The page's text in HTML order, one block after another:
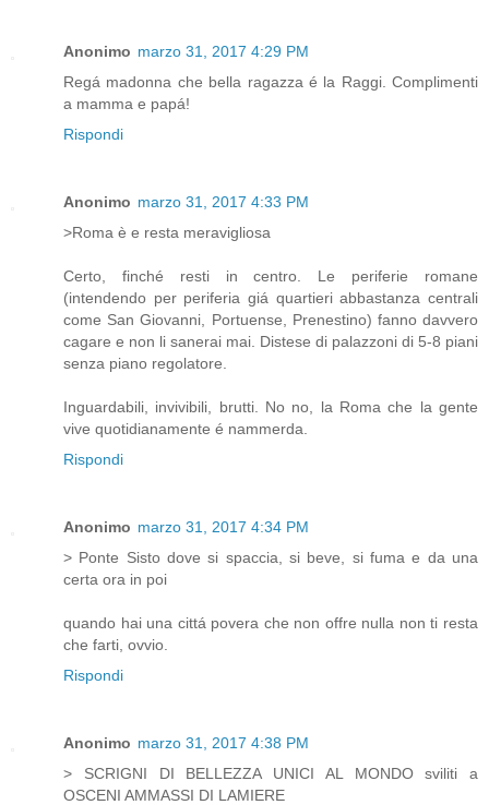
Anonimo marzo 31, 2017 4:29 PM
Regá madonna che bella ragazza é la Raggi. Complimenti
a mamma e papá!
Rispondi
Anonimo marzo 31, 2017 4:33 PM
>Roma è e resta meravigliosa
Certo, finché resti in centro. Le periferie romane
(intendendo per periferia giá quartieri abbastanza centrali
come San Giovanni, Portuense, Prenestino) fanno davvero
cagare e non li sanerai mai. Distese di palazzoni di 5-8 piani
senza piano regolatore.
Inguardabili, invivibili, brutti. No no, la Roma che la gente
vive quotidianamente é nammerda.
Rispondi
Anonimo marzo 31, 2017 4:34 PM
> Ponte Sisto dove si spaccia, si beve, si fuma e da una
certa ora in poi
quando hai una cittá povera che non offre nulla non ti resta
che farti, ovvio.
Rispondi
Anonimo marzo 31, 2017 4:38 PM
> SCRIGNI DI BELLEZZA UNICI AL MONDO sviliti a
OSCENI AMMASSI DI LAMIERE